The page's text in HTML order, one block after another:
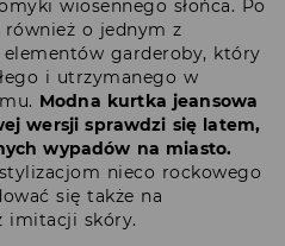
wiosennego słońca. Po
o jednym z
garderoby, który
i utrzymanego w
Modna kurtka jeansowa
wersji sprawdzi się latem,
wypadów na miasto.
nieco rockowego
się także na
imitacji skóry.